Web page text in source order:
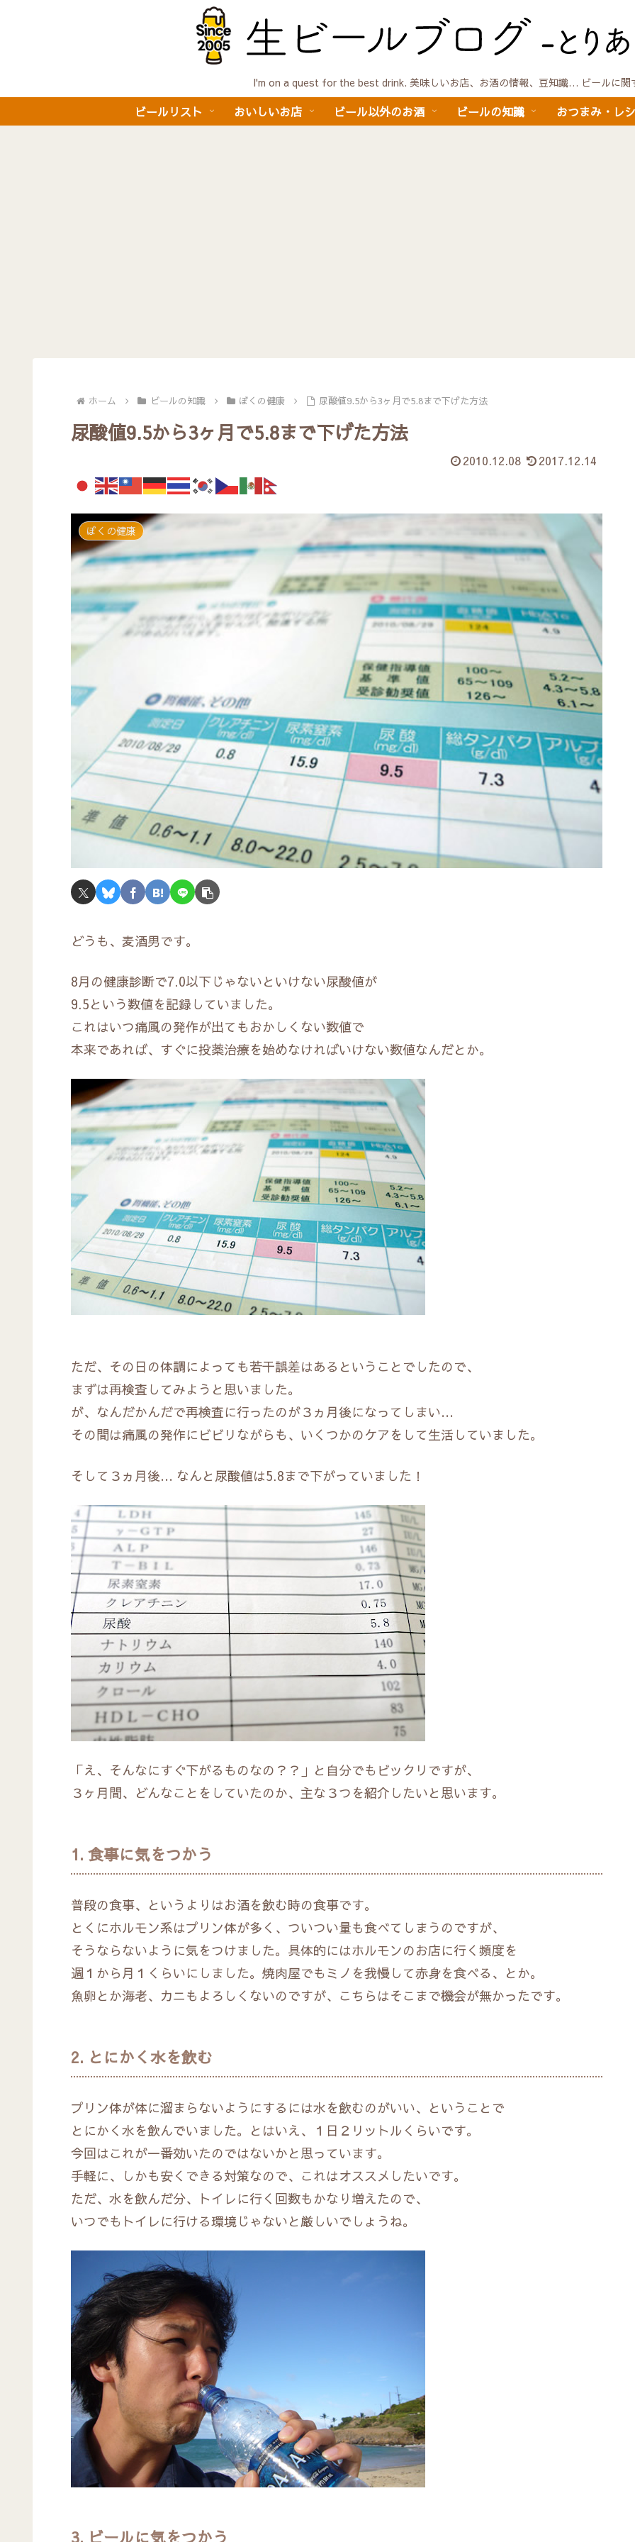
I'm on a quest for the best drink. 美味しいお店、お酒の情報、豆知識… ビールに関
ビールリスト おいしいお店 ビール以外のお酒 ビールの知識 おつまみ・レ
ホーム ビールの知識 ぼくの健康 尿酸値9.5から3ヶ月で5.8まで下げた方法
尿酸値9.5から3ヶ月で5.8まで下げた方法
2010.12.08 2017.12.14
ぼくの健康
どうも、麦酒男です。
8月の健康診断で7.0以下じゃないといけない尿酸値が
9.5という数値を記録していました。
これはいつ痛風の発作が出てもおかしくない数値で
本来であれば、すぐに投薬治療を始めなければいけない数値なんだとか。
ただ、その日の体調によっても若干誤差はあるということでしたので、
まずは再検査してみようと思いました。
が、なんだかんだで再検査に行ったのが３ヵ月後になってしまい…
その間は痛風の発作にビビリながらも、いくつかのケアをして生活していました。
そして３ヵ月後… なんと尿酸値は5.8まで下がっていました！
「え、そんなにすぐ下がるものなの？？」と自分でもビックリですが、
３ヶ月間、どんなことをしていたのか、主な３つを紹介したいと思います。
1. 食事に気をつかう
普段の食事、というよりはお酒を飲む時の食事です。
とくにホルモン系はプリン体が多く、ついつい量も食べてしまうのですが、
そうならないように気をつけました。具体的にはホルモンのお店に行く頻度を
週１から月１くらいにしました。焼肉屋でもミノを我慢して赤身を食べる、とか。
魚卵とか海老、カニもよろしくないのですが、こちらはそこまで機会が無かったです。
2. とにかく水を飲む
プリン体が体に溜まらないようにするには水を飲むのがいい、ということで
とにかく水を飲んでいました。とはいえ、１日２リットルくらいです。
今回はこれが一番効いたのではないかと思っています。
手軽に、しかも安くできる対策なので、これはオススメしたいです。
ただ、水を飲んだ分、トイレに行く回数もかなり増えたので、
いつでもトイレに行ける環境じゃないと厳しいでしょうね。
3. ビールに気をつかう